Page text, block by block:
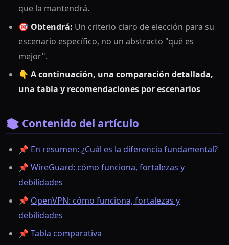
que la mantendrá.
🎯 Obtendrá: Un criterio claro de elección para su
escenario específico, no un abstracto "qué es
mejor".
👇 A continuación, una comparación detallada,
una tabla y recomendaciones por escenarios
📚 Contenido del artículo
📌 En resumen: ¿Cuál es la diferencia fundamental?
📌 WireGuard: cómo funciona, fortalezas y
debilidades
📌 OpenVPN: cómo funciona, fortalezas y
debilidades
📌 Tabla comparativa